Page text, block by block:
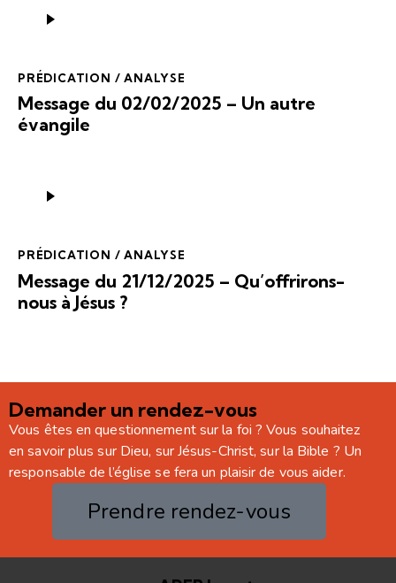
audio
PRÉDICATION / ANALYSE
Message du 02/02/2025 – Un autre
évangile
audio
PRÉDICATION / ANALYSE
Message du 21/12/2025 – Qu’offrirons-
nous à Jésus ?
Demander un rendez-vous
Vous êtes en questionnement sur la foi ? Vous souhaitez
en savoir plus sur Dieu, sur Jésus-Christ, sur la Bible ? Un
responsable de l’église se fera un plaisir de vous aider.
Prendre rendez-vous